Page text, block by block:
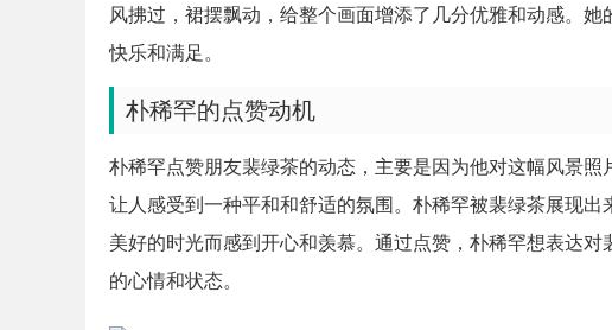
风拂过，裙摆飘动，给整个画面增添了几分优雅和动感。
快乐和满足。
朴稀罕的点赞动机
朴稀罕点赞朋友裴绿茶的动态，主要是因为他对这幅风景照
让人感受到一种平和和舒适的氛围。朴稀罕被裴绿茶展现
美好的时光而感到开心和羡慕。通过点赞，朴稀罕想表达
的心情和状态。